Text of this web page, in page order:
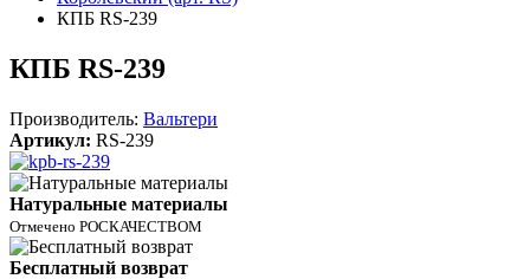
КПБ RS-239
КПБ RS-239
Производитель: Вальтери
Артикул: RS-239
Натуральные материалы
Отмечено РОСКАЧЕСТВОМ
Бесплатный возврат